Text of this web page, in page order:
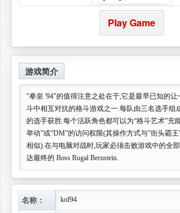
Play Game
游戏简介
"拳皇 '94"的值得注意之处在于,它是最早已知的
斗中相互对抗的格斗游戏之一.每队由三名选手组
的选手获胜.每个活跃角色都可以为“格斗艺术”充
举动”或“DM”的访问权限(其操作方式与"街头霸
相似).在与电脑对战时,玩家必须击败游戏中的全
达最终的 Boss Rugal Bernstein.
名称： kof94